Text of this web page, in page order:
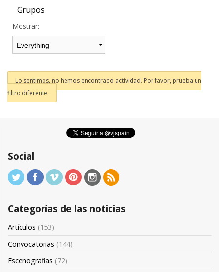
Grupos
Mostrar:
Lo sentimos, no hemos encontrado actividad. Por favor, prueba un
filtro diferente.
Social
Categorías de las noticias
Artículos (153)
Convocatorias (144)
Escenografias (72)